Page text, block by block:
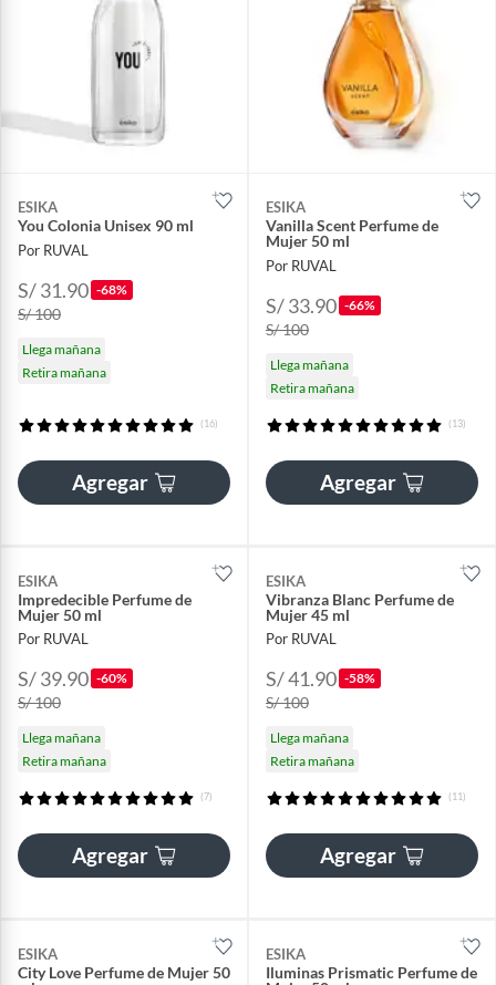
ESIKA
You Colonia Unisex 90 ml
Por RUVAL
S/ 31.90 -68%
S/ 100
Llega mañana
Retira mañana
(16)
Agregar
ESIKA
Vanilla Scent Perfume de
Mujer 50 ml
Por RUVAL
S/ 33.90 -66%
S/ 100
Llega mañana
Retira mañana
(13)
Agregar
ESIKA
Impredecible Perfume de
Mujer 50 ml
Por RUVAL
S/ 39.90 -60%
S/ 100
Llega mañana
Retira mañana
(7)
Agregar
ESIKA
Vibranza Blanc Perfume de
Mujer 45 ml
Por RUVAL
S/ 41.90 -58%
S/ 100
Llega mañana
Retira mañana
(11)
Agregar
ESIKA
City Love Perfume de Mujer 50
ESIKA
Iluminas Prismatic Perfume de